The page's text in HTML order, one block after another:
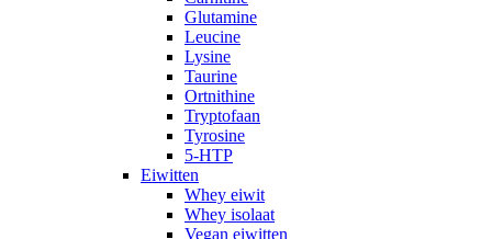
Glutamine
Leucine
Lysine
Taurine
Ortnithine
Tryptofaan
Tyrosine
5-HTP
Eiwitten
Whey eiwit
Whey isolaat
Vegan eiwitten